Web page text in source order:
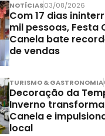
NOTÍCIAS03/08/2026
Com 17 dias
mil pessoas, Festa
Canela bate
de vendas
TURISMO & GASTRONOMIA
Decoração da
Inverno
Canela e
local